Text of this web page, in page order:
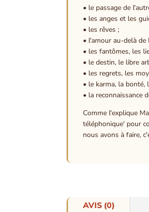
• le passage de
• les anges et les
• les rêves ;
• l'amour au-delà de
• les fantômes, les
• le destin, le libre
• les regrets, les
• le karma, la bonté,
• la reconnaissance
Comme l'explique
téléphonique' pour
nous avons à faire,
AVIS (0)